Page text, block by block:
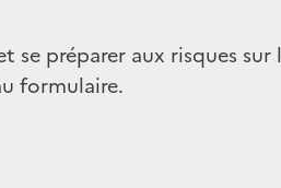
se préparer aux risques
formulaire.